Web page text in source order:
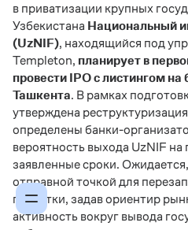
в приватизации крупных
Узбекистана Национальный
(UzNIF), находящийся под
Templeton, планирует в
провести IPO с листингом
Ташкента. В рамках
утверждена
определены банки-
вероятность выхода UzNIF
заявленные сроки.
отправной точкой для
повестки, задав ориентир
активность вокруг вывода